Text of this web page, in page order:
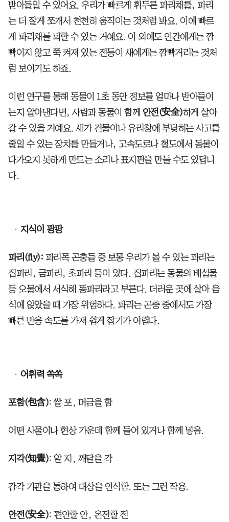
받아들일 수 있어요. 우리가 빠르게 휘두른 파리채를, 파리
는 더 잘게 쪼개서 천천히 움직이는 것처럼 봐요. 이에 빠르
게 파리채를 피할 수 있는 거예요. 이 외에도 인간에게는 깜
빡이지 않고 쭉 켜져 있는 전등이 새에게는 깜빡거리는 것처
럼 보이기도 하죠.
이런 연구를 통해 동물이 1초 동안 정보를 얼마나 받아들이
는지 알아낸다면, 사람과 동물이 함께 안전(安全)하게 살아
갈 수 있을 거예요. 새가 건물이나 유리창에 부딪히는 사고를
줄일 수 있는 장치를 만들거나, 고속도로나 철도에서 동물이
다가오지 못하게 만드는 소리나 표지판을 만들 수도 있답니
다.
지식이 팡팡
파리(fly): 파리목 곤충들 중 보통 우리가 볼 수 있는 파리는
집파리, 금파리, 초파리 등이 있다. 집파리는 동물의 배설물
등 오물에서 서식해 똥파리라고 부른다. 더러운 곳에 살아 음
식에 앉았을 때 가장 위험하다. 파리는 곤충 중에서도 가장
빠른 반응 속도를 가져 쉽게 잡기가 어렵다.
어휘력 쏙쏙
포함(包含): 쌀 포, 머금을 함
어떤 사물이나 현상 가운데 함께 들어 있거나 함께 넣음.
지각(知覺): 알 지, 깨달을 각
감각 기관을 통하여 대상을 인식함. 또는 그런 작용.
안전(安全): 편안할 안, 온전할 전